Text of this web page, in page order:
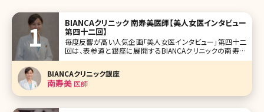
BIANCAクリニック 南寿美医師【美人女医インタビュー
第四十二回】
毎度反響が高い人気企画「美人女医インタビュー」第四十二
回は、表参道と銀座に展開するBIANCAクリニックの南寿美
（みなみ すみ）先生です。 美容外科、美容皮膚科問わず豊富
な施術メニューを取り揃えているBIANCAクリニックでは、ド
クター陣が、オールマイティに施術対応できるのが基本方
針。その中でも、
BIANCAクリニック銀座
南寿美医師